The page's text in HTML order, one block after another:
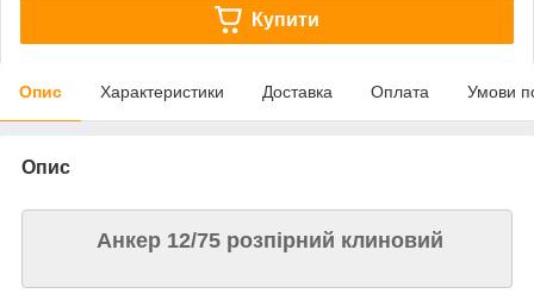
Купити
Опис Характеристики Доставка Оплата Умови
Опис
Анкер 12/75 розпірний клиновий